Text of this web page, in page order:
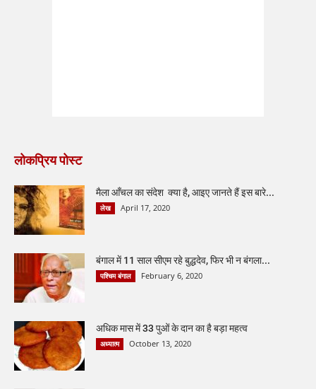
लोकप्रिय पोस्ट
मैला आँचल का संदेश क्या है, आइए जानते हैं इस बारे...
लेख April 17, 2020
बंगाल में 11 साल सीएम रहे बुद्धदेव, फिर भी न बंगला...
पश्चिम बंगाल February 6, 2020
अधिक मास में 33 पुओं के दान का है बड़ा महत्व
अध्यात्म October 13, 2020